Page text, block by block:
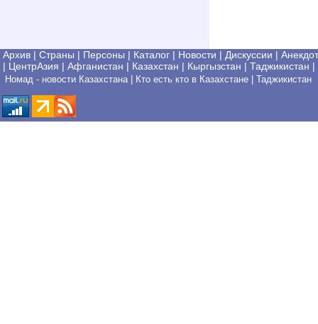
Архив | Страны | Персоны | Каталог | Новости | Дискуссии |
| ЦентрАзия | Афганистан | Казахстан | Кыргызстан | Таджикистан |
Номад - новости Казахстана| Кто есть кто в Казахстане Таджикистан